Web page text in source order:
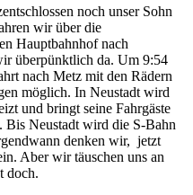
noch unser Sohn
wir über die
Hauptbahnhof nach
überpünktlich da. Um 9:54
nach Metz mit den Rädern
möglich. In Neustadt wird
und bringt seine Fahrgäste
Bis Neustadt wird die S-Bahn
denken wir, jetzt
Aber wir täuschen uns an
doch.